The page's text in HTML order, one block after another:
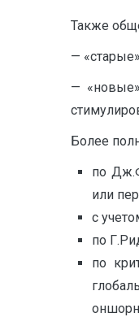
Также
—
—
Более
по
или
с
по
по